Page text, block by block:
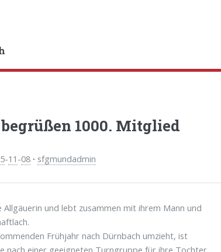
1000. Mitglied
-11 -08 · sfgmundadmin
und lebt zusammen mit ihrem Mann und
Frühjahr nach Dürnbach umzieht, ist
nach einer geeigneten Turngruppe für ihre Tochter